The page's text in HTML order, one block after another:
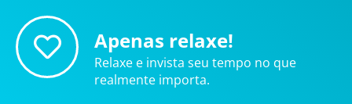
Apenas relaxe!
Relaxe e invista seu tempo no que
realmente importa.